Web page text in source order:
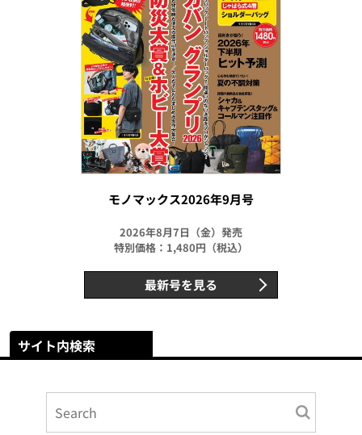
モノマックス2026年9月号
2026年8月7日（金）発売
特別価格：1,480円（税込）
最新号を見る
サイト内検索